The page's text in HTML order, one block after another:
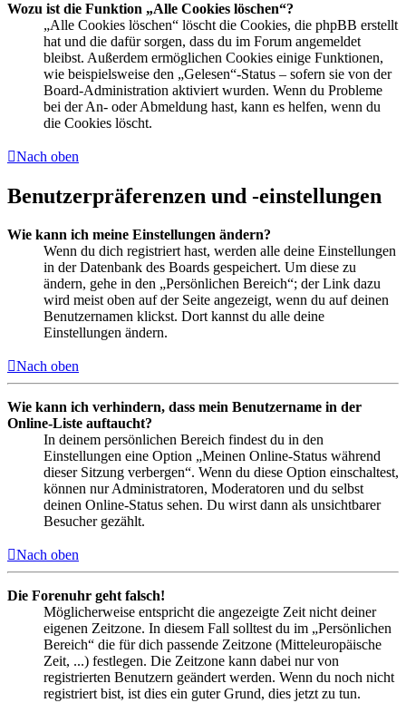
Wozu ist die Funktion „Alle Cookies löschen“?
„Alle Cookies löschen“ löscht die Cookies, die phpBB erstellt
hat und die dafür sorgen, dass du im Forum angemeldet
bleibst. Außerdem ermöglichen Cookies einige Funktionen,
wie beispielsweise den „Gelesen“-Status – sofern sie von der
Board-Administration aktiviert wurden. Wenn du Probleme
bei der An- oder Abmeldung hast, kann es helfen, wenn du
die Cookies löscht.
Nach oben
Benutzerpräferenzen und -einstellungen
Wie kann ich meine Einstellungen ändern?
Wenn du dich registriert hast, werden alle deine Einstellungen
in der Datenbank des Boards gespeichert. Um diese zu
ändern, gehe in den „Persönlichen Bereich“; der Link dazu
wird meist oben auf der Seite angezeigt, wenn du auf deinen
Benutzernamen klickst. Dort kannst du alle deine
Einstellungen ändern.
Nach oben
Wie kann ich verhindern, dass mein Benutzername in der
Online-Liste auftaucht?
In deinem persönlichen Bereich findest du in den
Einstellungen eine Option „Meinen Online-Status während
dieser Sitzung verbergen“. Wenn du diese Option einschaltest,
können nur Administratoren, Moderatoren und du selbst
deinen Online-Status sehen. Du wirst dann als unsichtbarer
Besucher gezählt.
Nach oben
Die Forenuhr geht falsch!
Möglicherweise entspricht die angezeigte Zeit nicht deiner
eigenen Zeitzone. In diesem Fall solltest du im „Persönlichen
Bereich“ die für dich passende Zeitzone (Mitteleuropäische
Zeit, ...) festlegen. Die Zeitzone kann dabei nur von
registrierten Benutzern geändert werden. Wenn du noch nicht
registriert bist, ist dies ein guter Grund, dies jetzt zu tun.